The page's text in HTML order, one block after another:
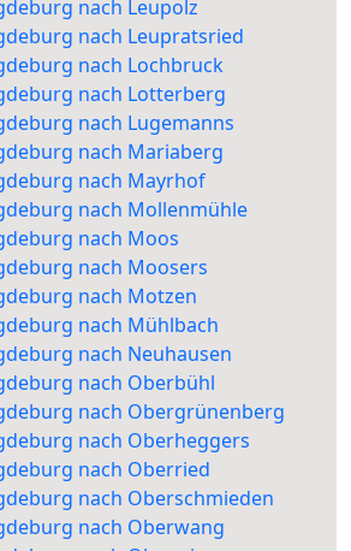
nach Leupolz
nach Leupratsried
nach Lochbruck
nach Lotterberg
nach Lugemanns
nach Mariaberg
nach Mayrhof
nach Mollenmühle
nach Moos
nach Moosers
nach Motzen
nach Mühlbach
nach Neuhausen
nach Oberbühl
nach Obergrünenberg
nach Oberheggers
nach Oberried
nach Oberschmieden
nach Oberwang